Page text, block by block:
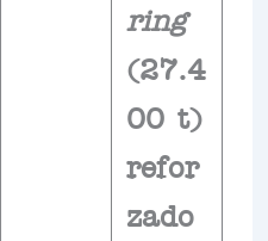
ring
(27.4
00 t)
refor
zado